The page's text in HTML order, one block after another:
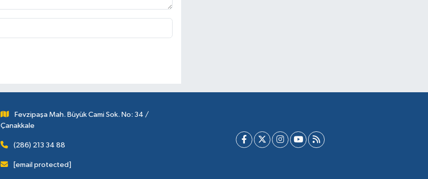
Fevzipaşa Mah. Büyük Cami Sok. No: 34 /
Çanakkale
(286) 213 34 88
[email protected]